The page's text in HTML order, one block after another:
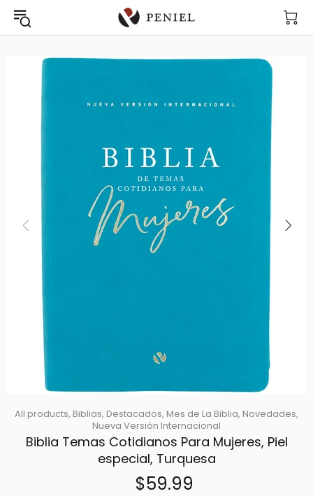
All products, Biblias, Destacados, Mes de La Biblia, Novedades,
Nueva Versión Internacional
Biblia Temas Cotidianos Para Mujeres, Piel
especial, Turquesa
$59.99